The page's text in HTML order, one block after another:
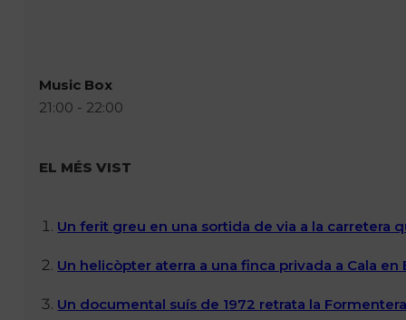
Music Box
21:00 - 22:00
EL MÉS VIST
Un ferit greu en una sortida de via a la carretera
Un helicòpter aterra a una finca privada a Cala
Un documental suís de 1972 retrata la